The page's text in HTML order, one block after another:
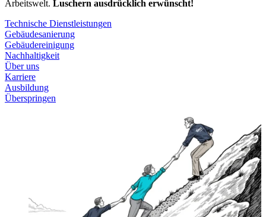
Arbeitswelt. Luschern ausdrücklich erwünscht!
Technische Dienstleistungen
Gebäudesanierung
Gebäudereinigung
Nachhaltigkeit
Über uns
Karriere
Ausbildung
Überspringen